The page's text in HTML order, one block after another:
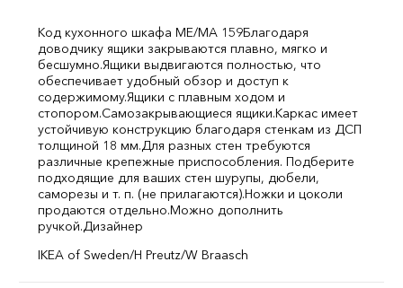
Код кухонного шкафа ME/MA 159Благодаря
доводчику ящики закрываются плавно, мягко и
бесшумно.Ящики выдвигаются полностью, что
обеспечивает удобный обзор и доступ к
содержимому.Ящики с плавным ходом и
стопором.Самозакрывающиеся ящики.Каркас имеет
устойчивую конструкцию благодаря стенкам из ДСП
толщиной 18 мм.Для разных стен требуются
различные крепежные приспособления. Подберите
подходящие для ваших стен шурупы, дюбели,
саморезы и т. п. (не прилагаются).Ножки и цоколи
продаются отдельно.Можно дополнить
ручкой.Дизайнер
IKEA of Sweden/H Preutz/W Braasch